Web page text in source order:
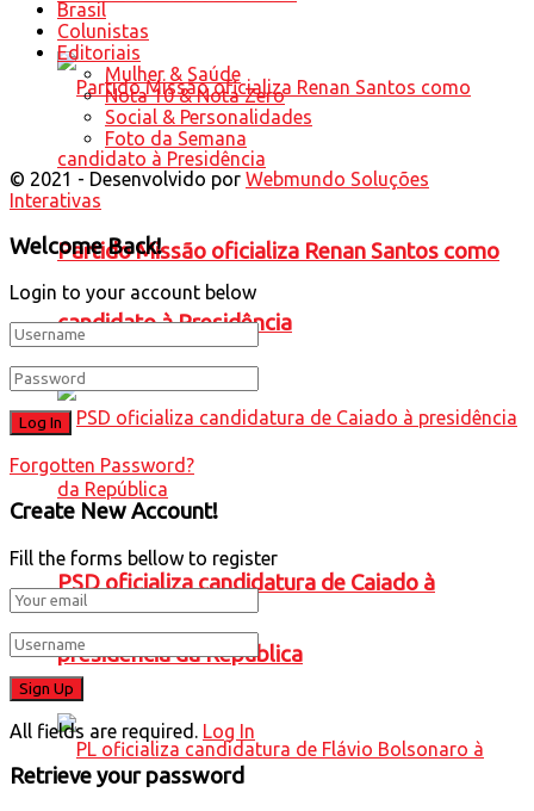
Partido Missão oficializa Renan Santos como
candidato à Presidência
PSD oficializa candidatura de Caiado à
presidência da República
Brasil
Colunistas
Editoriais
Mulher & Saúde
Nota 10 & Nota Zero
Social & Personalidades
Foto da Semana
© 2021 - Desenvolvido por Webmundo Soluções
Interativas
Welcome Back!
Login to your account below
Forgotten Password?
Create New Account!
Fill the forms bellow to register
All fields are required. Log In
Retrieve your password